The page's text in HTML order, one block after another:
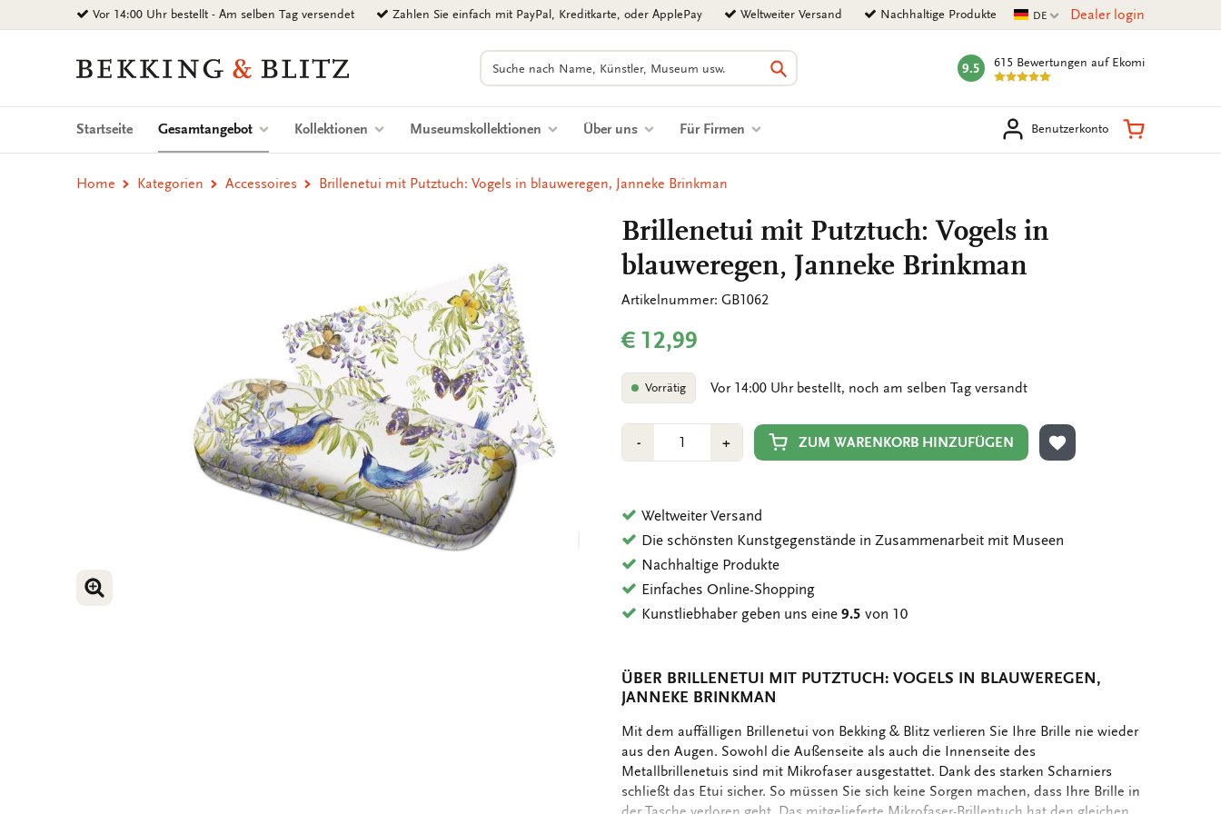
zum
Vor 14:00 Uhr bestellt - Am selben Tag versendet Zahlen Sie einfach mit PayPal, Kreditkarte, oder ApplePay Weltweiter Versand Nachhaltige Produkte Aktuelle Sprache
DE Dealer login
Bekking
Blitz
Uitgevers
Suchen
Suchen
mark:
9.5 615 Bewertungen auf Ekomi
Startseite Gesamtangebot (current)Kollektionen Museumskollektionen Über uns Für Firmen Benutzerkonto Warenkorb
Home Kategorien Accessoires Brillenetui mit Putztuch: Vogels in blauweregen, Janneke Brinkman
BILD VERGRÖSSERN
Brillenetui mit Putztuch: Vogels in
blauweregen, Janneke Brinkman
Artikelnummer: GB1062
€ 12,99
Vorrätig Vor 14:00 Uhr bestellt, noch am selben Tag versandt
-Min
1
+Plus
1
ZUM WARENKORB HINZUFÜGEN
ZUR WUNSCHLISTE
Weltweiter Versand
Die schönsten Kunstgegenstände in Zusammenarbeit mit Museen
Nachhaltige Produkte
Einfaches Online-Shopping
Kunstliebhaber geben uns eine9.5 von 10
ÜBER BRILLENETUI MIT PUTZTUCH: VOGELS IN BLAUWEREGEN,
JANNEKE BRINKMAN
OMSCHRIJVING
Mit dem auffälligen Brillenetui von Bekking & Blitz verlieren Sie Ihre Brille nie wieder
aus den Augen. Sowohl die Außenseite als auch die Innenseite des
Metallbrillenetuis sind mit Mikrofaser ausgestattet. Dank des starken Scharniers
schließt das Etui sicher. So müssen Sie sich keine Sorgen machen, dass Ihre Brille in